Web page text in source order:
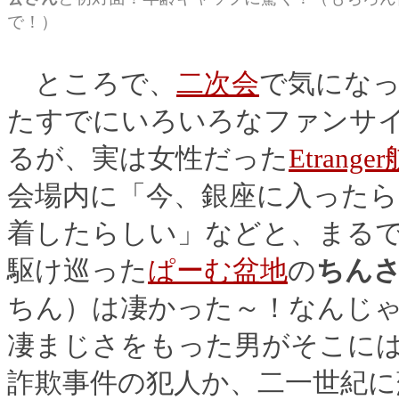
で！）
ところで、 二次会で気にな
たすでにいろいろなファンサ
るが、実は女性だったEtranger
会場内に「今、銀座に入った
着したらしい」などと、まる
駆け巡ったぱーむ盆地のちん
ちん）は凄かった～！なんじ
凄まじさをもった男がそこに
詐欺事件の犯人か、二一世紀